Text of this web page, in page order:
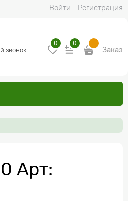
Войти Регистрация
звонок
0 0
Заказ
Арт: